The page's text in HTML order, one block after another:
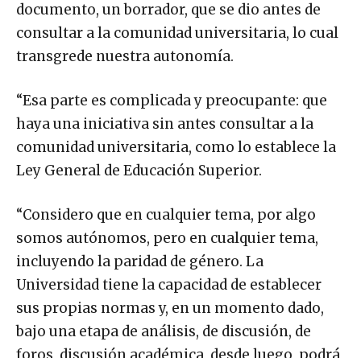
documento, un borrador, que se dio antes de
consultar a la comunidad universitaria, lo cual
transgrede nuestra autonomía.
“Esa parte es complicada y preocupante: que
haya una iniciativa sin antes consultar a la
comunidad universitaria, como lo establece la
Ley General de Educación Superior.
“Considero que en cualquier tema, por algo
somos autónomos, pero en cualquier tema,
incluyendo la paridad de género. La
Universidad tiene la capacidad de establecer
sus propias normas y, en un momento dado,
bajo una etapa de análisis, de discusión, de